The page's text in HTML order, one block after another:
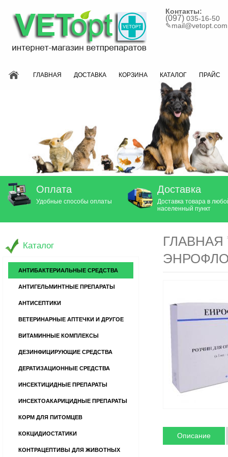
Контакты:
(097) 035-16-50
✎mail@vetopt.com
ГЛАВНАЯ ДОСТАВКА КОРЗИНА КАТАЛОГ ПРАЙС
Оплата
Удобные способы оплаты
Доставка
Доставка товара в
населенный пункт
ГЛАВНАЯ
Описание
Каталог
АНТИБАКТЕРИАЛЬНЫЕ СРЕДСТВА
АНТИГЕЛЬМИНТНЫЕ ПРЕПАРАТЫ
АНТИСЕПТИКИ
ВЕТЕРИНАРНЫЕ АПТЕЧКИ И ДРУГОЕ
ВИТАМИННЫЕ КОМПЛЕКСЫ
ДЕЗИНФИЦИРУЮЩИЕ СРЕДСТВА
ДЕРАТИЗАЦИОННЫЕ СРЕДСТВА
ИНСЕКТИЦИДНЫЕ ПРЕПАРАТЫ
ИНСЕКТОАКАРИЦИДНЫЕ ПРЕПАРАТЫ
КОРМ ДЛЯ ПИТОМЦЕВ
КОКЦИДИОСТАТИКИ
КОНТРАЦЕПТИВЫ ДЛЯ ЖИВОТНЫХ